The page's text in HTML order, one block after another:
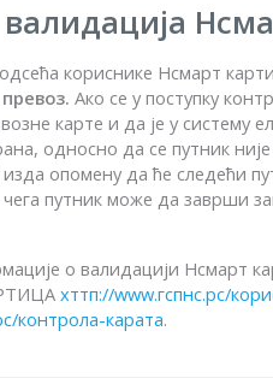
кориснике Нсмарт
Ако се у поступку
карте и да је у систему
односно да се путник
опомену да ће следећи
путник може да заврши
о валидацији Нсмарт
хттп://www.гспнс.рс/
контрола-карата.